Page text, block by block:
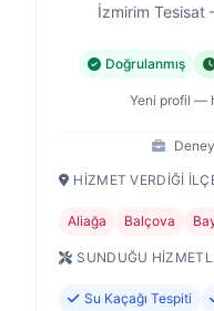
İzmirim Tesisat
Doğrulanmış
Yeni profil —
HIZMET VERDIĞI
Aliağa Balçova
SUNDUĞU
Su Kaçağı Tespiti